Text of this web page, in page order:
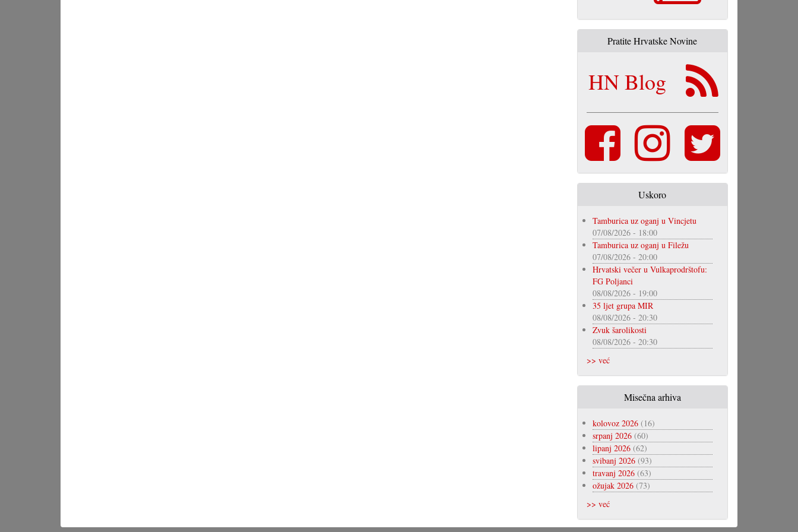
Pratite Hrvatske Novine
HN Blog
Uskoro
Tamburica uz oganj u Vincjetu
07/08/2026 - 18:00
Tamburica uz oganj u Filežu
07/08/2026 - 20:00
Hrvatski večer u Vulkaprodrštofu:
FG Poljanci
08/08/2026 - 19:00
35 ljet grupa MIR
08/08/2026 - 20:30
Zvuk šarolikosti
08/08/2026 - 20:30
>> već
Misečna arhiva
kolovoz 2026(16)
srpanj 2026(60)
lipanj 2026(62)
svibanj 2026(93)
travanj 2026(63)
ožujak 2026(73)
>> već